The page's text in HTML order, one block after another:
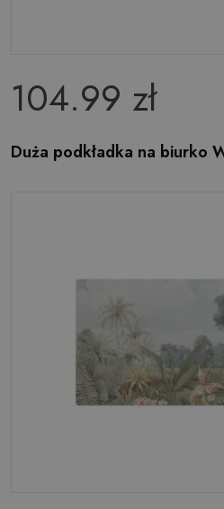
104.99 zł
Duża podkładka na biurko